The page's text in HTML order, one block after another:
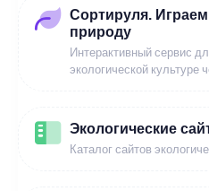
Сортируля.
природу
Интерактивный сервис
экологической культуре
Экологические
Каталог сайтов